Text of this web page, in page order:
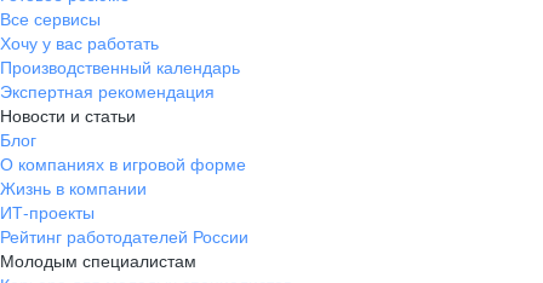
Все сервисы
Хочу у вас работать
Производственный календарь
Экспертная рекомендация
Новости и статьи
Блог
О компаниях в игровой форме
Жизнь в компании
ИТ-проекты
Рейтинг работодателей России
Молодым специалистам